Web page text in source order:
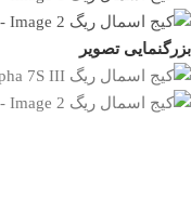
بزرگنمایی تصویر